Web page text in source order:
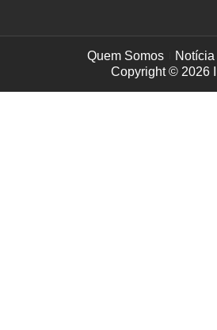
Quem Somos Notícia
Copyright © 2026